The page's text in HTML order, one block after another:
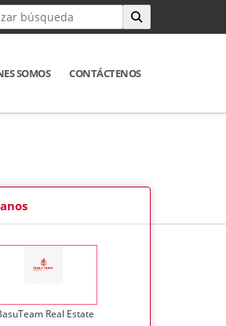
SOMOS CONTÁCTENOS
Real Estate